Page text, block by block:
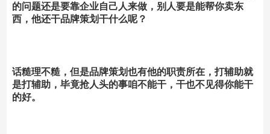
的问题还是要靠企业自己人来做，别人要是能帮你卖东
西，他还干品牌策划干什么呢？
话糙理不糙，但是品牌策划也有他的职责所在，打辅助就
是打辅助，毕竟抢人头的事咱不能干，干也不见得你能干
的好。